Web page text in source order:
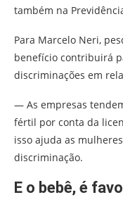
também na
Para Marcelo Neri,
benefício contribuirá
discriminações em
— As empresas
fértil por conta da
isso ajuda as
discriminação.
E o bebê, é